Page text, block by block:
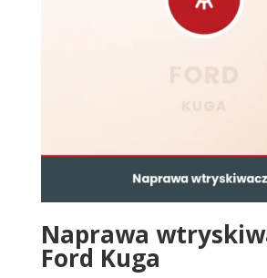
Naprawa
Ford Kuga